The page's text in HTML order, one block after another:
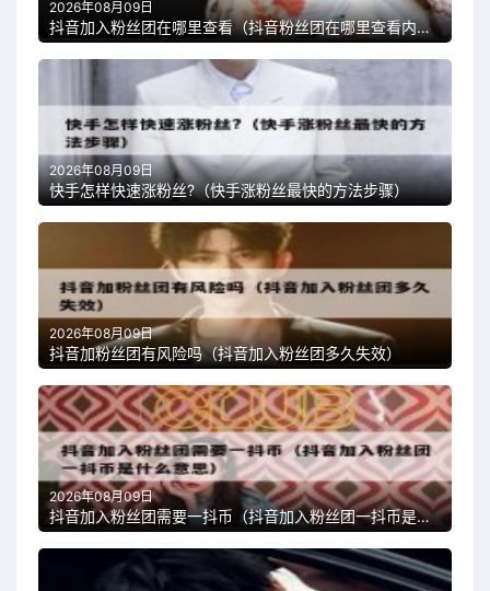
2026年08月09日
抖音加入粉丝团在哪里查看（抖音粉丝团在哪里查看内容）
2026年08月09日
快手怎样快速涨粉丝?（快手涨粉丝最快的方法步骤）
2026年08月09日
抖音加粉丝团有风险吗（抖音加入粉丝团多久失效）
2026年08月09日
抖音加入粉丝团需要一抖币（抖音加入粉丝团一抖币是什么意思）